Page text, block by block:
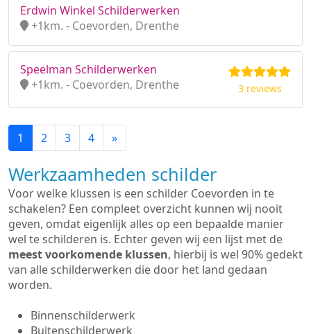
Erdwin Winkel Schilderwerken
+1km. - Coevorden, Drenthe
Speelman Schilderwerken
+1km. - Coevorden, Drenthe
3 reviews
1 2 3 4 »
Werkzaamheden schilder
Voor welke klussen is een schilder Coevorden in te
schakelen? Een compleet overzicht kunnen wij nooit
geven, omdat eigenlijk alles op een bepaalde manier
wel te schilderen is. Echter geven wij een lijst met de
meest voorkomende klussen, hierbij is wel 90% gedekt
van alle schilderwerken die door het land gedaan
worden.
Binnenschilderwerk
Buitenschilderwerk